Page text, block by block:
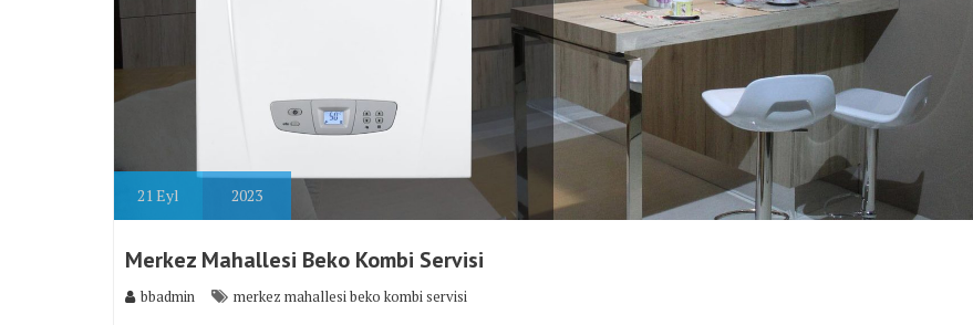
21Eyl 2023
Merkez Mahallesi Beko Kombi Servisi
bbadmin merkez mahallesi beko kombi servisi